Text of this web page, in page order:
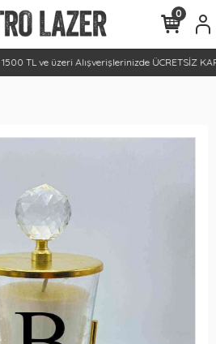
1500 TL ve üzeri Alışverişlerinizde ÜCRETSİZ
0